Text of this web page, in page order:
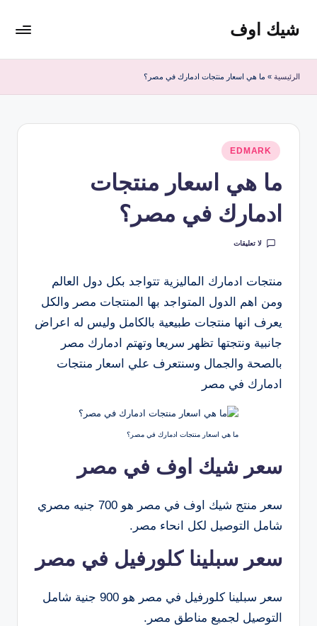
التجاوزشيك اوف
للقولون
ادمارك
الماليزية
مشروب
منظف
الرئيسية » ما هي اسعار منتجات ادمارك في مصر؟
نُشر
في
EDMARK
ما هي اسعار منتجات
ادمارك في مصر؟
لا تعليقات
منتجات ادمارك الماليزية تتواجد بكل دول العالم
ومن اهم الدول المتواجد بها المنتجات مصر والكل
يعرف انها منتجات طبيعية بالكامل وليس له اعراض
جانبية ونتجتها تظهر سريعا وتهتم ادمارك مصر
بالصحة والجمال وسنتعرف علي اسعار منتجات
ادمارك في مصر
ما هي اسعار منتجات ادمارك في مصر؟
سعر شيك اوف في مصر
سعر منتج شيك اوف في مصر هو 700 جنيه مصري
شامل التوصيل لكل انحاء مصر.
سعر سبلينا كلورفيل في مصر
سعر سبلينا كلورفيل في مصر هو 900 جنية شامل
التوصيل لجميع مناطق مصر.